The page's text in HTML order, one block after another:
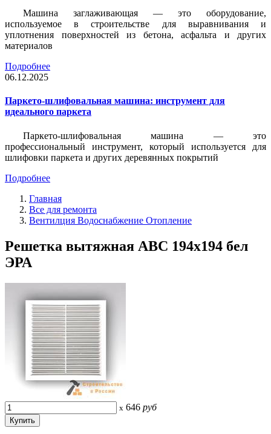
Машина заглаживающая — это оборудование,
используемое в строительстве для выравнивания и
уплотнения поверхностей из бетона, асфальта и других
материалов
Подробнее
06.12.2025
Паркето-шлифовальная машина: инструмент для
идеального паркета
Паркето-шлифовальная машина — это
профессиональный инструмент, который используется для
шлифовки паркета и других деревянных покрытий
Подробнее
Главная
Все для ремонта
Вентилция Водоснабжение Отопление
Решетка вытяжная АВС 194х194 бел
ЭРА
x 646 руб